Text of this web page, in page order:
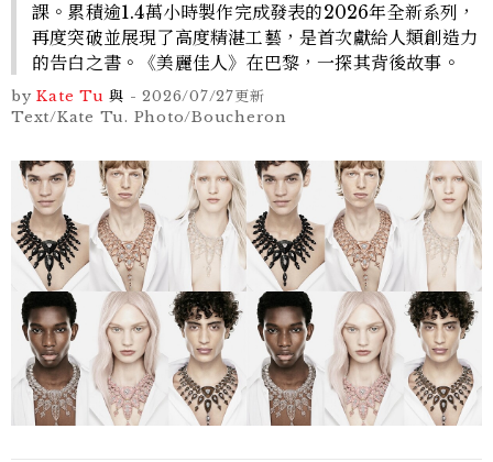
課。累積逾1.4萬小時製作完成發表的2026年全新系列，
再度突破並展現了高度精湛工藝，是首次獻給人類創造力
的告白之書。《美麗佳人》在巴黎，一探其背後故事。
by Kate Tu 與 -2026/07/27更新
Text/Kate Tu. Photo/Boucheron